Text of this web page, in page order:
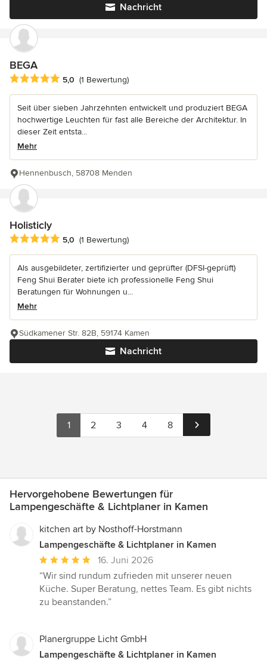
Nachricht
BEGA
Durchschnittliche Bewertung: 5 von 5 Sternen
5,0 (1 Bewertung)
Seit über sieben Jahrzehnten entwickelt und produziert BEGA
hochwertige Leuchten für fast alle Bereiche der Architektur. In
dieser Zeit entsta...
Mehr
Hennenbusch, 58708 Menden
Holisticly
Durchschnittliche Bewertung: 5 von 5 Sternen
5,0 (1 Bewertung)
Als ausgebildeter, zertifizierter und geprüfter (DFSI-geprüft)
Feng Shui Berater biete ich professionelle Feng Shui
Beratungen für Wohnungen u...
Mehr
Nachricht
Südkamener Str. 82B, 59174 Kamen
1 2 3 4 8
Hervorgehobene Bewertungen für
Lampengeschäfte & Lichtplaner in Kamen
kitchen art by Nosthoff-Horstmann
Lampengeschäfte & Lichtplaner in Kamen
Durchschnittliche
Bewertung:
5
von
16. Juni 2026
“Wir sind rundum zufrieden mit unserer neuen
Küche. Super Beratung, nettes Team. Es gibt nichts
zu beanstanden.”
Planergruppe Licht GmbH
Lampengeschäfte & Lichtplaner in Kamen